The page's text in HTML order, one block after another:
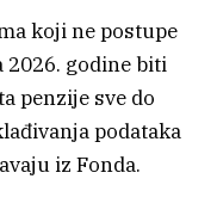
koji ne postupe
2026. godine biti
penzije sve do
podataka
iz Fonda.